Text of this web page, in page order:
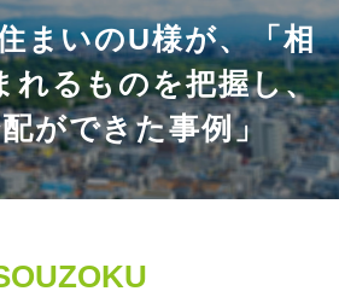
まいのU様が、「相
れるものを把握し、
ができた事例」